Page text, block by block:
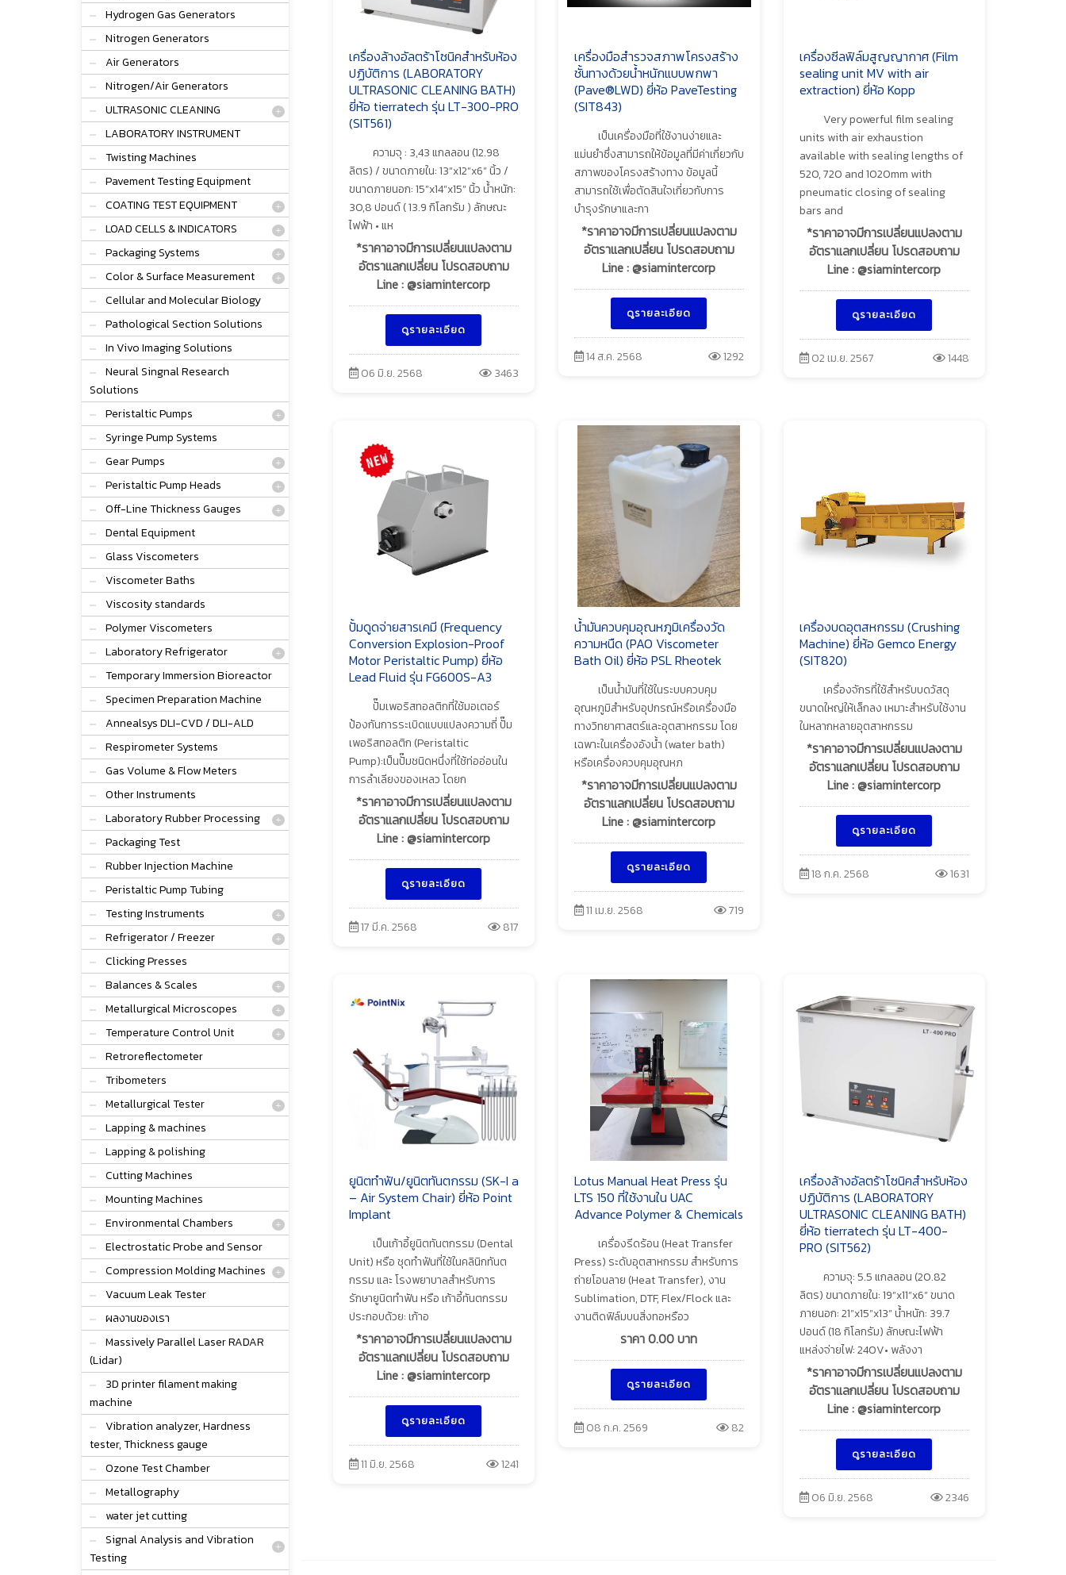
Hydrogen Gas Generators
Nitrogen Generators
Air Generators
Nitrogen/Air Generators
ULTRASONIC CLEANING
LABORATORY INSTRUMENT
Twisting Machines
Pavement Testing Equipment
COATING TEST EQUIPMENT
LOAD CELLS & INDICATORS
Packaging Systems
Color & Surface Measurement
Cellular and Molecular Biology
Pathological Section Solutions
In Vivo Imaging Solutions
Neural Singnal Research
Solutions
Peristaltic Pumps
Syringe Pump Systems
Gear Pumps
Peristaltic Pump Heads
Off-Line Thickness Gauges
Dental Equipment
Glass Viscometers
Viscometer Baths
Viscosity standards
Polymer Viscometers
Laboratory Refrigerator
Temporary Immersion Bioreactor
Specimen Preparation Machine
Annealsys DLI-CVD / DLI-ALD
Respirometer Systems
Gas Volume & Flow Meters
Other Instruments
Laboratory Rubber Processing
Packaging Test
Rubber Injection Machine
Peristaltic Pump Tubing
Testing Instruments
Refrigerator / Freezer
Clicking Presses
Balances & Scales
Metallurgical Microscopes
Temperature Control Unit
Retroreflectometer
Tribometers
Metallurgical Tester
Lapping & machines
Lapping & polishing
Cutting Machines
Mounting Machines
Environmental Chambers
Electrostatic Probe and Sensor
Compression Molding Machines
Vacuum Leak Tester
ผลงานของเรา
Massively Parallel Laser RADAR
(Lidar)
3D printer filament making
machine
Vibration analyzer, Hardness
tester, Thickness gauge
Ozone Test Chamber
Metallography
water jet cutting
Signal Analysis and Vibration
Testing
เครื่องล้างอัลตร้าโซนิคสำหรับห้อง
ปฏิบัติการ (LABORATORY
ULTRASONIC CLEANING BATH)
ยี่ห้อ tierratech รุ่น LT-300-PRO
(SIT561)
ความจุ : 3,43 แกลลอน (12.98
ลิตร) / ขนาดภายใน: 13”x12”x6” นิ้ว /
ขนาดภายนอก: 15”x14”x15” นิ้ว น้ำหนัก:
30,8 ปอนด์ ( 13.9 กิโลกรัม ) ลักษณะ
ไฟฟ้า • แห
*ราคาอาจมีการเปลี่ยนแปลงตาม
อัตราแลกเปลี่ยน โปรดสอบถาม
Line : @siamintercorp
ดูรายละเอียด
06 มิ.ย. 2568 3463
เครื่องมือสำรวจสภาพโครงสร้าง
ชั้นทางด้วยน้ำหนักแบบพกพา
(Pave®LWD) ยี่ห้อ PaveTesting
(SIT843)
เป็นเครื่องมือที่ใช้งานง่ายและ
แม่นยำซึ่งสามารถให้ข้อมูลที่มีค่าเกี่ยวกับ
สภาพของโครงสร้างทาง ข้อมูลนี้
สามารถใช้เพื่อตัดสินใจเกี่ยวกับการ
บำรุงรักษาและกา
*ราคาอาจมีการเปลี่ยนแปลงตาม
อัตราแลกเปลี่ยน โปรดสอบถาม
Line : @siamintercorp
ดูรายละเอียด
14 ส.ค. 2568 1292
เครื่องซีลฟิล์มสูญญากาศ (Film
sealing unit MV with air
extraction) ยี่ห้อ Kopp
Very powerful film sealing
units with air exhaustion
available with sealing lengths of
520, 720 and 1020mm with
pneumatic closing of sealing
bars and
*ราคาอาจมีการเปลี่ยนแปลงตาม
อัตราแลกเปลี่ยน โปรดสอบถาม
Line : @siamintercorp
ดูรายละเอียด
02 เม.ย. 2567 1448
ปั้มดูดจ่ายสารเคมี (Frequency
Conversion Explosion-Proof
Motor Peristaltic Pump) ยี่ห้อ
Lead Fluid รุ่น FG600S-A3
ปั๊มเพอริสทอลติกที่ใช้มอเตอร์
ป้องกันการระเบิดแบบแปลงความถี่ ปั๊ม
เพอริสทอลติก (Peristaltic
Pump):เป็นปั๊มชนิดหนึ่งที่ใช้ท่ออ่อนใน
การลำเลียงของเหลว โดยก
*ราคาอาจมีการเปลี่ยนแปลงตาม
อัตราแลกเปลี่ยน โปรดสอบถาม
Line : @siamintercorp
ดูรายละเอียด
17 มี.ค. 2568 817
น้ำมันควบคุมอุณหภูมิเครื่องวัด
ความหนืด (PAO Viscometer
Bath Oil) ยี่ห้อ PSL Rheotek
เป็นน้ำมันที่ใช้ในระบบควบคุม
อุณหภูมิสำหรับอุปกรณ์หรือเครื่องมือ
ทางวิทยาศาสตร์และอุตสาหกรรม โดย
เฉพาะในเครื่องอังน้ำ (water bath)
หรือเครื่องควบคุมอุณหภ
*ราคาอาจมีการเปลี่ยนแปลงตาม
อัตราแลกเปลี่ยน โปรดสอบถาม
Line : @siamintercorp
ดูรายละเอียด
11 เม.ย. 2568 719
เครื่องบดอุตสหกรรม (Crushing
Machine) ยี่ห้อ Gemco Energy
(SIT820)
เครื่องจักรที่ใช้สำหรับบดวัสดุ
ขนาดใหญ่ให้เล็กลง เหมาะสำหรับใช้งาน
ในหลากหลายอุตสาหกรรม
*ราคาอาจมีการเปลี่ยนแปลงตาม
อัตราแลกเปลี่ยน โปรดสอบถาม
Line : @siamintercorp
ดูรายละเอียด
18 ก.ค. 2568 1631
ยูนิตทำฟัน/ยูนิตทันตกรรม (SK-I a
– Air System Chair) ยี่ห้อ Point
Implant
เป็นเก้าอี้ยูนิตทันตกรรม (Dental
Unit) หรือ ชุดทำฟันที่ใช้ในคลินิกทันต
กรรม และ โรงพยาบาลสำหรับการ
รักษายูนิตทำฟัน หรือ เก้าอี้ทันตกรรม
ประกอบด้วย: เก้าอ
*ราคาอาจมีการเปลี่ยนแปลงตาม
อัตราแลกเปลี่ยน โปรดสอบถาม
Line : @siamintercorp
ดูรายละเอียด
11 มิ.ย. 2568 1241
Lotus Manual Heat Press รุ่น
LTS 150 ที่ใช้งานใน UAC
Advance Polymer & Chemicals
เครื่องรีดร้อน (Heat Transfer
Press) ระดับอุตสาหกรรม สำหรับการ
ถ่ายโอนลาย (Heat Transfer), งาน
Sublimation, DTF, Flex/Flock และ
งานติดฟิล์มบนสิ่งทอหรือว
ราคา0.00บาท
ดูรายละเอียด
08 ก.ค. 2569 82
เครื่องล้างอัลตร้าโซนิคสำหรับห้อง
ปฏิบัติการ (LABORATORY
ULTRASONIC CLEANING BATH)
ยี่ห้อ tierratech รุ่น LT-400-
PRO (SIT562)
ความจุ: 5.5 แกลลอน (20.82
ลิตร) ขนาดภายใน: 19”x11”x6” ขนาด
ภายนอก: 21”x15”x13” น้ำหนัก: 39.7
ปอนด์ (18 กิโลกรัม) ลักษณะไฟฟ้า
แหล่งจ่ายไฟ: 240V• พลังงา
*ราคาอาจมีการเปลี่ยนแปลงตาม
อัตราแลกเปลี่ยน โปรดสอบถาม
Line : @siamintercorp
ดูรายละเอียด
06 มิ.ย. 2568 2346